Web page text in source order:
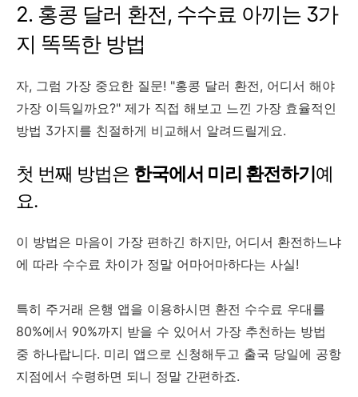
2. 홍콩 달러 환전, 수수료 아끼는 3가
지 똑똑한 방법
자, 그럼 가장 중요한 질문! "홍콩 달러 환전, 어디서 해야
가장 이득일까요?" 제가 직접 해보고 느낀 가장 효율적인
방법 3가지를 친절하게 비교해서 알려드릴게요.
첫 번째 방법은 한국에서 미리 환전하기 예
요.
이 방법은 마음이 가장 편하긴 하지만, 어디서 환전하느냐
에 따라 수수료 차이가 정말 어마어마하다는 사실!
특히 주거래 은행 앱을 이용하시면 환전 수수료 우대를
80%에서 90%까지 받을 수 있어서 가장 추천하는 방법
중 하나랍니다. 미리 앱으로 신청해두고 출국 당일에 공항
지점에서 수령하면 되니 정말 간편하죠.